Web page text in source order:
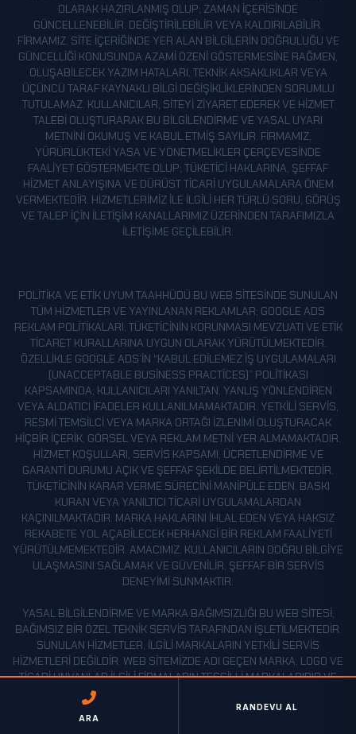
OLARAK HAZIRLANMIŞ OLUP; ZAMAN IÇERISINDE
GÜNCELLENEBILIR, DEĞIŞTIRILEBILIR VEYA KALDIRILABILIR.
FIRMAMIZ, SITE IÇERIĞINDE YER ALAN BILGILERIN DOĞRULUĞU VE
GÜNCELLIĞI KONUSUNDA AZAMI ÖZENI GÖSTERMESINE RAĞMEN,
OLUŞABILECEK YAZIM HATALARI, TEKNIK AKSAKLIKLAR VEYA
ÜÇÜNCÜ TARAF KAYNAKLI BILGI DEĞIŞIKLIKLERINDEN SORUMLU
TUTULAMAZ. KULLANICILAR, SITEYI ZIYARET EDEREK VE HIZMET
TALEBI OLUŞTURARAK BU BILGILENDIRME VE YASAL UYARI
METNINI OKUMUŞ VE KABUL ETMIŞ SAYILIR. FIRMAMIZ,
YÜRÜRLÜKTEKI YASA VE YÖNETMELIKLER ÇERÇEVESINDE
FAALIYET GÖSTERMEKTE OLUP; TÜKETICI HAKLARINA, ŞEFFAF
HIZMET ANLAYIŞINA VE DÜRÜST TICARI UYGULAMALARA ÖNEM
VERMEKTEDIR. HIZMETLERIMIZ ILE ILGILI HER TÜRLÜ SORU, GÖRÜŞ
VE TALEP IÇIN ILETIŞIM KANALLARIMIZ ÜZERINDEN TARAFIMIZLA
ILETIŞIME GEÇILEBILIR.
POLITIKA VE ETIK UYUM TAAHHÜDÜ BU WEB SITESINDE SUNULAN
TÜM HIZMETLER VE YAYINLANAN REKLAMLAR; GOOGLE ADS
REKLAM POLITIKALARI, TÜKETICININ KORUNMASI MEVZUATI VE ETIK
TICARET KURALLARINA UYGUN OLARAK YÜRÜTÜLMEKTEDIR.
ÖZELLIKLE GOOGLE ADS’IN “KABUL EDILEMEZ İŞ UYGULAMALARI
(UNACCEPTABLE BUSINESS PRACTICES)” POLITIKASI
KAPSAMINDA; KULLANICILARI YANILTAN, YANLIŞ YÖNLENDIREN
VEYA ALDATICI IFADELER KULLANILMAMAKTADIR. YETKILI SERVIS,
RESMI TEMSILCI VEYA MARKA ORTAĞI IZLENIMI OLUŞTURACAK
HIÇBIR IÇERIK, GÖRSEL VEYA REKLAM METNI YER ALMAMAKTADIR.
HIZMET KOŞULLARI, SERVIS KAPSAMI, ÜCRETLENDIRME VE
GARANTI DURUMU AÇIK VE ŞEFFAF ŞEKILDE BELIRTILMEKTEDIR.
TÜKETICININ KARAR VERME SÜRECINI MANIPÜLE EDEN, BASKI
KURAN VEYA YANILTICI TICARI UYGULAMALARDAN
KAÇINILMAKTADIR. MARKA HAKLARINI IHLAL EDEN VEYA HAKSIZ
REKABETE YOL AÇABILECEK HERHANGI BIR REKLAM FAALIYETI
YÜRÜTÜLMEMEKTEDIR. AMACIMIZ, KULLANICILARIN DOĞRU BILGIYE
ULAŞMASINI SAĞLAMAK VE GÜVENILIR, ŞEFFAF BIR SERVIS
DENEYIMI SUNMAKTIR.
YASAL BILGILENDIRME VE MARKA BAĞIMSIZLIĞI BU WEB SITESI,
BAĞIMSIZ BIR ÖZEL TEKNIK SERVIS TARAFINDAN IŞLETILMEKTEDIR.
SUNULAN HIZMETLER, ILGILI MARKALARIN YETKILI SERVIS
HIZMETLERI DEĞILDIR. WEB SITEMIZDE ADI GEÇEN MARKA, LOGO VE
TICARI UNVANLAR ILGILI FIRMALARIN TESCILLI MARKALARIDIR VE
YALNIZCA CIHAZLARIN HANGI MARKALARA AIT OLDUĞUNU
BELIRTMEK AMACIYLA KULLANILMAKTADIR. İLGILI MARKALAR ILE
HERHANGI BIR RESMÎ ORTAKLIK, YETKILENDIRME VEYA
ARA
RANDEVU AL